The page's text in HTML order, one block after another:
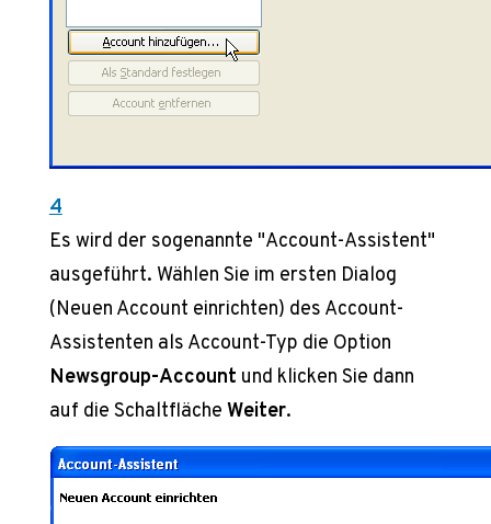
4
Es wird der sogenannte "Account-Assistent"
ausgeführt. Wählen Sie im ersten Dialog
(Neuen Account einrichten) des Account-
Assistenten als Account-Typ die Option
Newsgroup-Account und klicken Sie dann
auf die Schaltfläche Weiter.